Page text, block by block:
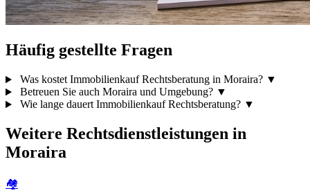
Häufig gestellte Fragen
Was kostet Immobilienkauf Rechtsberatung in Moraira? ▼
Betreuen Sie auch Moraira und Umgebung? ▼
Wie lange dauert Immobilienkauf Rechtsberatung? ▼
Weitere Rechtsdienstleistungen in
Moraira
🏘️